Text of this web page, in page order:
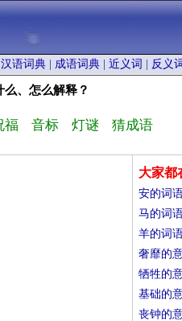
汉语词典 成语词典 近义词 反义词
、怎么解释？
福 音标 灯谜 猜成语
大家都
安的词
马的词
羊的词
奢靡的
牺牲的
基础的
丧钟的